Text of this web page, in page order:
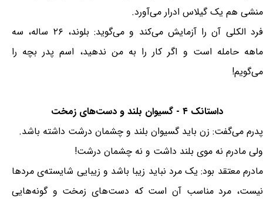
منشی هم یک گیلاس ادرار می‌آورد.
فرد الکلی آن را آزمایش می‌کند و می‌گوید: بلوند، ۲۶ ساله، سه
ماهه حامله است و اگر کار را به من ندهید، اسم پدر بچه را
می‌گویم!
داستانک ۴ - گسیوان بلند و دست‌های زمخت
پدرم می‌گفت: زن باید گسیوان بلند و چشمان درشت داشته باشد.
ولی مادرم نه موی بلند داشت و نه چشمان درشت!
مادرم معتقد بود: یک مرد نباید زیبا باشد و زیبایی شایسته‌ی مردها
نیست، مرد مناسب آن است که دست‌های زمخت و گونه‌هایی